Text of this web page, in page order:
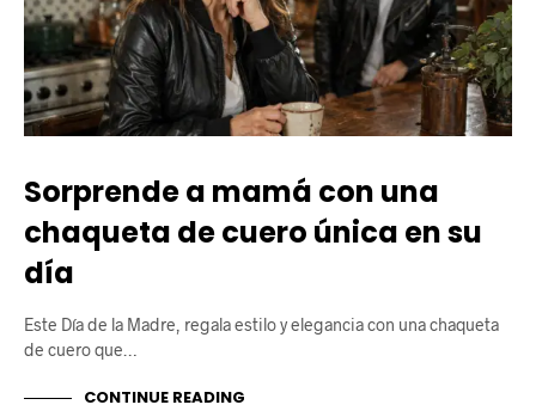
Sorprende a mamá con una
chaqueta de cuero única en su
día
Este Día de la Madre, regala estilo y elegancia con una chaqueta
de cuero que…
CONTINUE READING